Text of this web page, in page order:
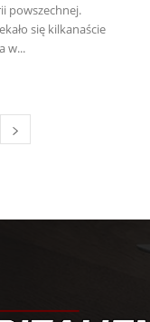
powszechnej.
się kilkanaście
w...